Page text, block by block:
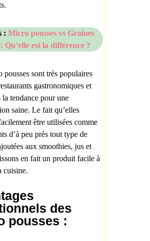
: Micro pousses vs Graines
Qu’elle est la différence ?
pousses sont très populaires
gastronomiques et
la tendance pour une
saine. Le fait qu’elles
être utilisées comme
d’à peu près tout type de
aux smoothies, jus et
en fait un produit facile à
cuisine.
des
pousses :